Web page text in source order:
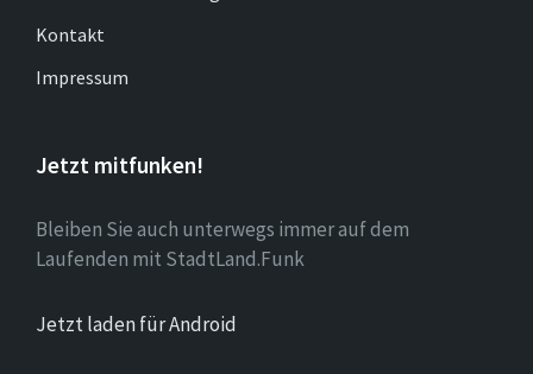
Kontakt
Impressum
Jetzt mitfunken!
Bleiben Sie auch unterwegs immer auf dem
Laufenden mit StadtLand.Funk
Jetzt laden für Android